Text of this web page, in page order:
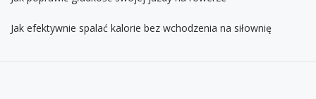
Jak efektywnie spalać kalorie bez wchodzenia na siłownię